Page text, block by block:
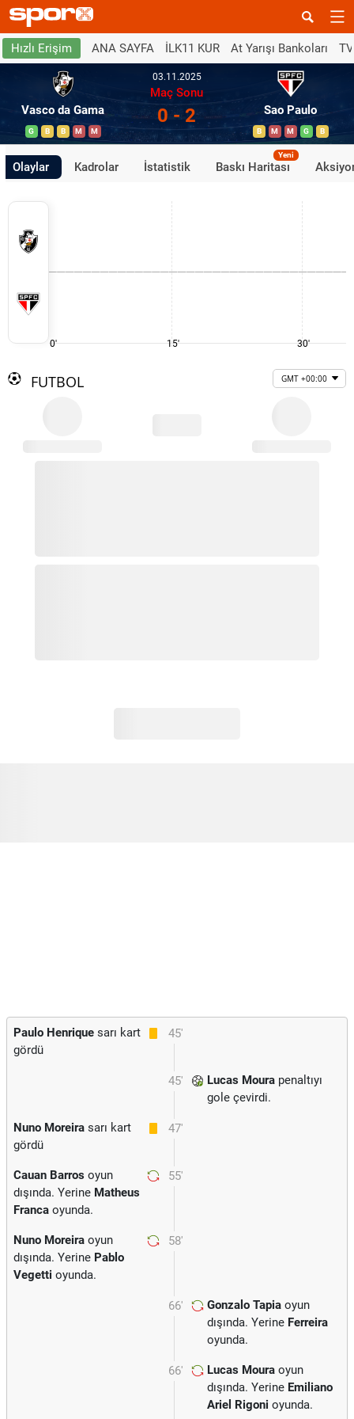
Hızlı Erişim ANA SAYFA İLK11 KUR At Yarışı Bankoları
Vasco da Gama
G B B M M
03.11.2025
Maç Sonu
0 - 2 Sao Paulo
B M M G B
Olaylar Kadrolar İstatistik Baskı Haritası
Yeni
0' 15' 30'
FUTBOL GMT +00:00
45'
Paulo Henrique sarı kart
gördü
45' Lucas Moura penaltıyı
gole çevirdi.
47'
Nuno Moreira sarı kart
gördü
55'
Cauan Barros oyun
dışında. Yerine Matheus
Franca oyunda.
58'
Nuno Moreira oyun
dışında. Yerine Pablo
Vegetti oyunda.
66' Gonzalo Tapia oyun
dışında. Yerine Ferreira
oyunda.
66' Lucas Moura oyun
dışında. Yerine Emiliano
Ariel Rigoni oyunda.